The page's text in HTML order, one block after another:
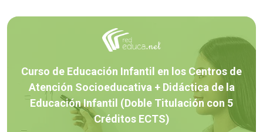
Curso de Educación Infantil en los Centros de
Atención Socioeducativa + Didáctica de la
Educación Infantil (Doble Titulación con 5
Créditos ECTS)